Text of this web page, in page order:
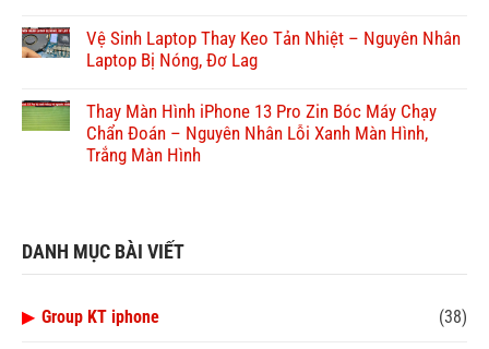
Vệ Sinh Laptop Thay Keo Tản Nhiệt – Nguyên Nhân
Laptop Bị Nóng, Đơ Lag
Thay Màn Hình iPhone 13 Pro Zin Bóc Máy Chạy
Chẩn Đoán – Nguyên Nhân Lỗi Xanh Màn Hình,
Trắng Màn Hình
DANH MỤC BÀI VIẾT
▶ Group KT iphone (38)